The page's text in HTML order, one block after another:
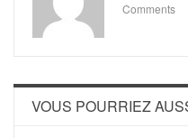
Comments
VOUS POURRIEZ